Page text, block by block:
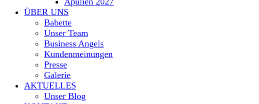
ÜBER UNS
Babette
Unser Team
Business Angels
Kundenmeinungen
Presse
Galerie
AKTUELLES
Unser Blog